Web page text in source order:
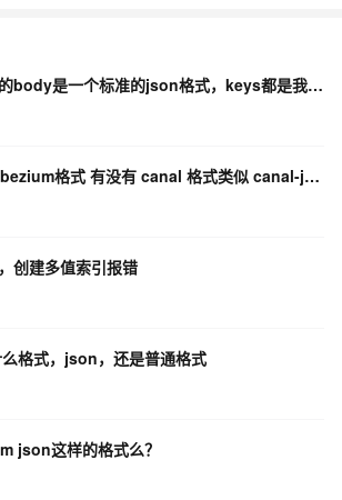
ecs或者本地上输出的body是一个标准的json格式，keys都是我的参数名，values都是我们
各位 大神 请教下Debezium格式 有没有 canal 格式类似 canal-json.t
创建多值索引报错
格式，json，还是普通格式
json这样的格式么？